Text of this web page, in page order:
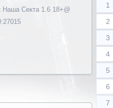
Наша Секта 1.6 18+@
1
2
3
4
5
6
7